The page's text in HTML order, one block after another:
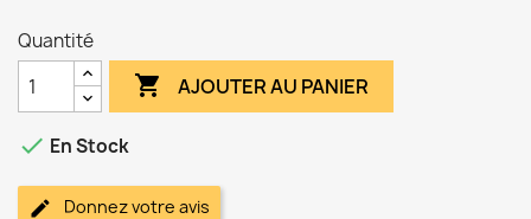
Quantité
 AJOUTER AU PANIER
 En Stock
Donnez votre avis